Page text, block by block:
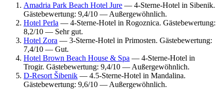
Amadria Park Beach Hotel Jure — 4-Sterne-Hotel in Sibenik.
Gästebewertung: 9,4/10 — Außergewöhnlich.
Hotel Perla — 4-Sterne-Hotel in Rogoznica. Gästebewertung:
8,2/10 — Sehr gut.
Hotel Zora — 3-Sterne-Hotel in Primosten. Gästebewertung:
7,4/10 — Gut.
Hotel Brown Beach House & Spa — 4-Sterne-Hotel in
Trogir. Gästebewertung: 9,4/10 — Außergewöhnlich.
D-Resort Šibenik — 4.5-Sterne-Hotel in Mandalina.
Gästebewertung: 9,6/10 — Außergewöhnlich.